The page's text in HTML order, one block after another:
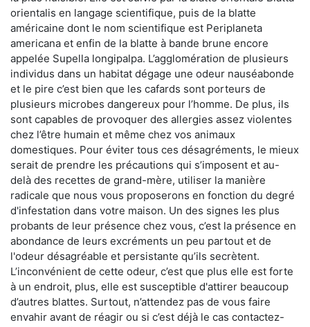
orientalis en langage scientifique, puis de la blatte
américaine dont le nom scientifique est Periplaneta
americana et enfin de la blatte à bande brune encore
appelée Supella longipalpa. L’agglomération de plusieurs
individus dans un habitat dégage une odeur nauséabonde
et le pire c’est bien que les cafards sont porteurs de
plusieurs microbes dangereux pour l’homme. De plus, ils
sont capables de provoquer des allergies assez violentes
chez l’être humain et même chez vos animaux
domestiques. Pour éviter tous ces désagréments, le mieux
serait de prendre les précautions qui s’imposent et au-
delà des recettes de grand-mère, utiliser la manière
radicale que nous vous proposerons en fonction du degré
d'infestation dans votre maison. Un des signes les plus
probants de leur présence chez vous, c’est la présence en
abondance de leurs excréments un peu partout et de
l'odeur désagréable et persistante qu’ils secrètent.
L’inconvénient de cette odeur, c’est que plus elle est forte
à un endroit, plus, elle est susceptible d'attirer beaucoup
d’autres blattes. Surtout, n’attendez pas de vous faire
envahir avant de réagir ou si c’est déjà le cas contactez-